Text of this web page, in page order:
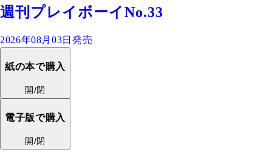
週刊プレイボーイNo.33
2026年08月03日発売
紙の本で購入
開/閉
電子版で購入
開/閉